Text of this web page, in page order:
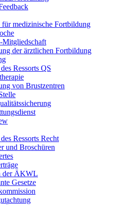
für medizinische Fortbildung
Mitgliedschaft
der ärztlichen Fortbildung
Ressorts QS
von Brustzentren
Ressorts Recht
und Broschüren
der ÄKWL
Gesetze